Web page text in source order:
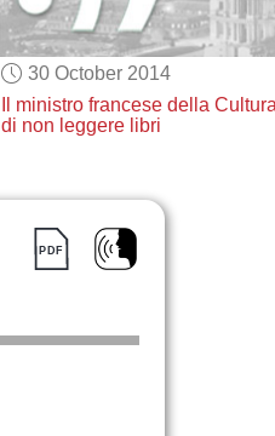
ABOUT
ALEXA
30 October 2014
Il ministro francese della
di non leggere libri